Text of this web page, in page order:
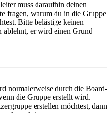
muss daraufhin deinen
fragen, warum du in die Gruppe
Bitte belästige keinen
ablehnt, er wird einen Grund
normalerweise durch die Board-
die Gruppe erstellt wird.
erstellen möchtest, dann